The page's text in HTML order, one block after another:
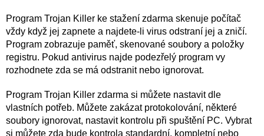
Program Trojan Killer ke stažení zdarma skenuje počítač
vždy když jej zapnete a najdete-li virus odstraní jej a zničí.
Program zobrazuje paměť, skenované soubory a položky
registru. Pokud antivirus najde podezřelý program vy
rozhodnete zda se má odstranit nebo ignorovat.
Program Trojan Killer zdarma si můžete nastavit dle
vlastních potřeb. Můžete zakázat protokolování, některé
soubory ignorovat, nastavit kontrolu při spuštění PC. Vybrat
si můžete zda bude kontrola standardní, kompletní nebo